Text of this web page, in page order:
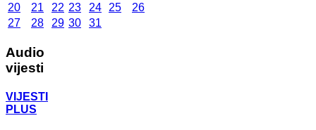
20
21 22 23 24 25
26
27
28 29 30 31
Audio
vijesti
VIJESTI
PLUS